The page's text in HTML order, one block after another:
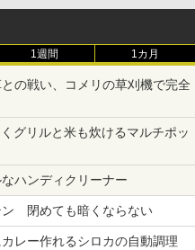
1週間 1カ月
の戦い、コメリの草刈機で完全
グリルと米も炊けるマルチポッ
ハンディクリーナー
ン 閉めても暗くならない
レー作れるシロカの自動調理